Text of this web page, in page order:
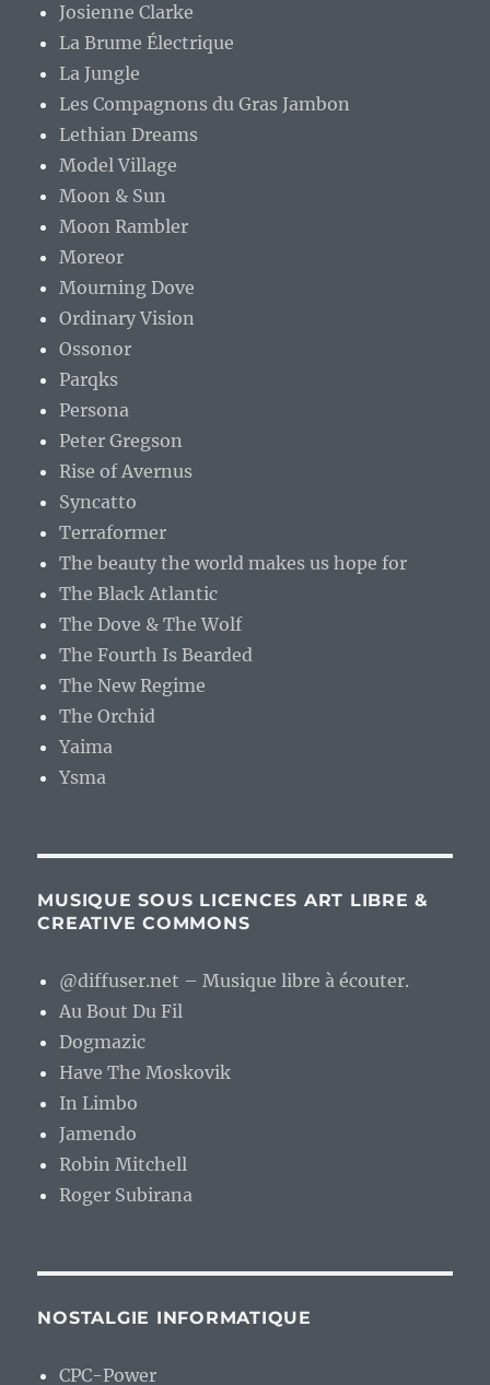
Josienne Clarke
La Brume Électrique
La Jungle
Les Compagnons du Gras Jambon
Lethian Dreams
Model Village
Moon & Sun
Moon Rambler
Moreor
Mourning Dove
Ordinary Vision
Ossonor
Parqks
Persona
Peter Gregson
Rise of Avernus
Syncatto
Terraformer
The beauty the world makes us hope for
The Black Atlantic
The Dove & The Wolf
The Fourth Is Bearded
The New Regime
The Orchid
Yaima
Ysma
MUSIQUE SOUS LICENCES ART LIBRE &
CREATIVE COMMONS
@diffuser.net – Musique libre à écouter.
Au Bout Du Fil
Dogmazic
Have The Moskovik
In Limbo
Jamendo
Robin Mitchell
Roger Subirana
NOSTALGIE INFORMATIQUE
CPC-Power